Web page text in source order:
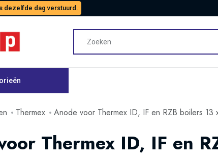
dezelfde dag verstuurd.
Thermex Anode voor Thermex ID, IF en RZB boilers 13
Thermex ID, IF en